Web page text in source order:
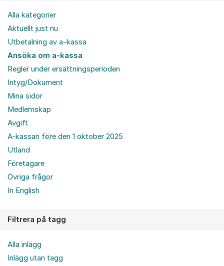
Alla kategorier
Aktuellt just nu
Utbetalning av a-kassa
Ansöka om a-kassa
Regler under ersättningsperioden
Intyg/Dokument
Mina sidor
Medlemskap
Avgift
A-kassan före den 1 oktober 2025
Utland
Företagare
Övriga frågor
In English
Filtrera på tagg
Alla inlägg
Inlägg utan tagg